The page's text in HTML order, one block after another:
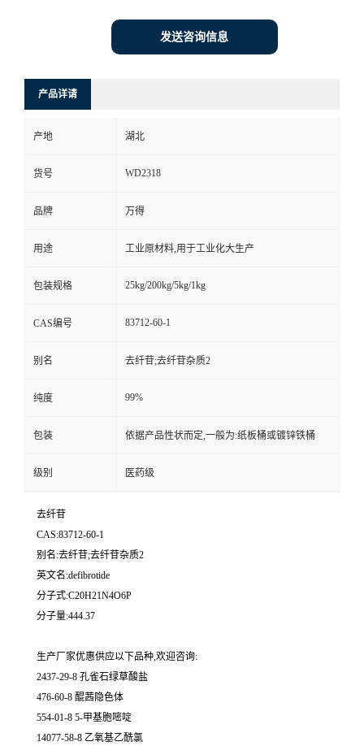
发送咨询信息
产品详请
产地 湖北
货号 WD2318
品牌 万得
用途 工业原材料,用于工业化大生产
包装规格 25kg/200kg/5kg/1kg
CAS编号 83712-60-1
别名 去纤苷;去纤苷杂质2
纯度 99%
包装 依据产品性状而定,一般为:纸板桶或镀锌铁桶
级别 医药级
去纤苷
CAS:83712-60-1
别名:去纤苷;去纤苷杂质2
英文名:defibrotide
分子式:C20H21N4O6P
分子量:444.37
生产厂家优惠供应以下品种,欢迎咨询:
2437-29-8 孔雀石绿草酸盐
476-60-8 醌茜隐色体
554-01-8 5-甲基胞嘧啶
14077-58-8 乙氧基乙酰氯